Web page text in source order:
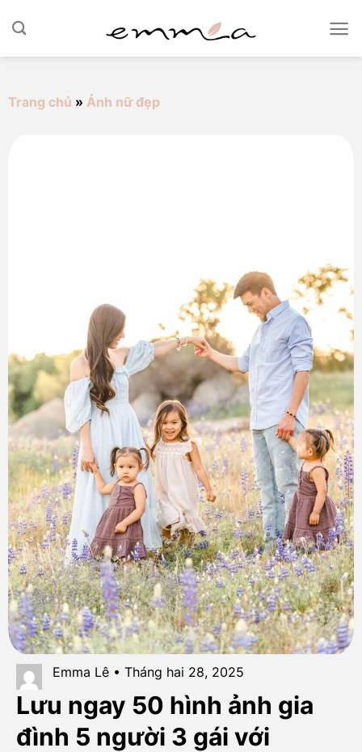
đến
Trang chủ » Ảnh nữ đẹp
Emma Lê • Tháng hai 28, 2025
Lưu ngay 50 hình ảnh gia
đình 5 người 3 gái với